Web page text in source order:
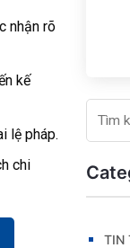
nhận rõ
kế
lệ pháp.
chi
TIN